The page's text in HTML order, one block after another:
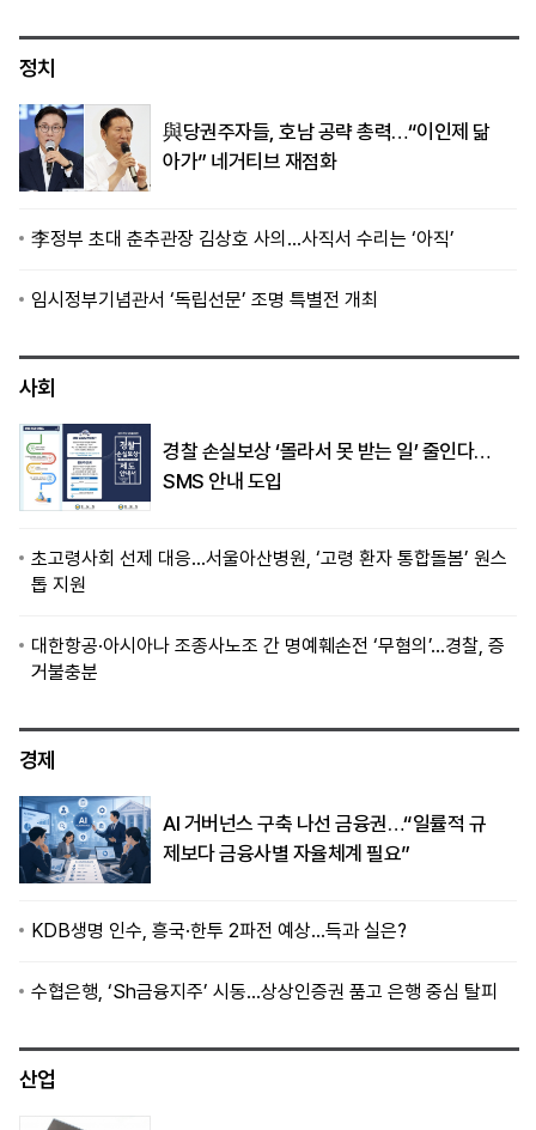
정치
與당권주자들, 호남 공략 총력…“이인제 닮
아가” 네거티브 재점화
李정부 초대 춘추관장 김상호 사의…사직서 수리는 ‘아직’
임시정부기념관서 ‘독립선문’ 조명 특별전 개최
사회
경찰 손실보상 ‘몰라서 못 받는 일’ 줄인다…
SMS 안내 도입
초고령사회 선제 대응…서울아산병원, ‘고령 환자 통합돌봄’ 원스
톱 지원
대한항공·아시아나 조종사노조 간 명예훼손전 ‘무혐의’…경찰, 증
거불충분
경제
AI 거버넌스 구축 나선 금융권…“일률적 규
제보다 금융사별 자율체계 필요”
KDB생명 인수, 흥국·한투 2파전 예상…득과 실은?
수협은행, ‘Sh금융지주’ 시동…상상인증권 품고 은행 중심 탈피
산업